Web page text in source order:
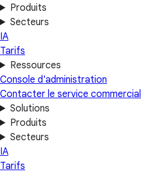
Produits
Secteurs
IA
Tarifs
Ressources
Console d'administration
Contacter le service commercial
Solutions
Produits
Secteurs
IA
Tarifs